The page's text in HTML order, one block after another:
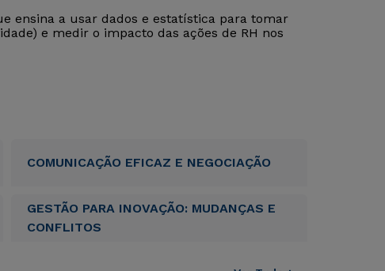
ensina a usar dados e estatística para tomar
e medir o impacto das ações de RH nos
COMUNICAÇÃO EFICAZ E NEGOCIAÇÃO
GESTÃO PARA INOVAÇÃO: MUDANÇAS E
CONFLITOS